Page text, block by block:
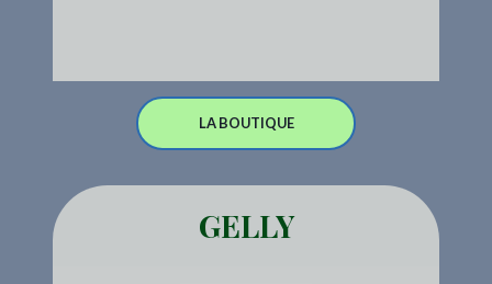
LA BOUTIQUE
GELLY